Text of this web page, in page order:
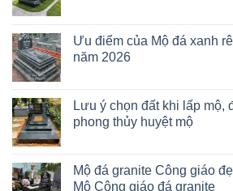
Ưu điểm của Mộ đá xanh
năm 2026
Lưu ý chọn đất khi lấp mộ,
phong thủy huyệt mộ
Mộ đá granite Công giáo
Mộ Công giáo đá granite